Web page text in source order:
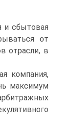
и сбытовая
от
отрасли, в
компания,
максимум